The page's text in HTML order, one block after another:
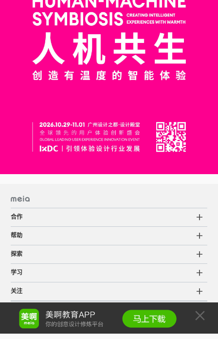
合作
帮助
探索
学习
关注
18802083168 咨询邮箱：
service@meia.me
粤ICP备15063798号©2015-2022 Meia版权所有
服务条款